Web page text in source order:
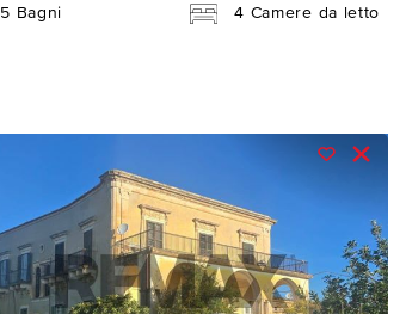
5 Bagni 4 Camere da letto